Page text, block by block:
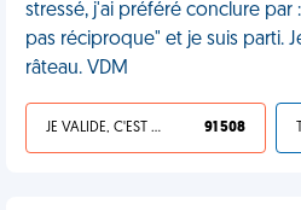
stressé, j'ai préféré conclure par
pas réciproque" et je suis parti.
râteau. VDM
JE VALIDE, C'EST UNE VDM 91 508